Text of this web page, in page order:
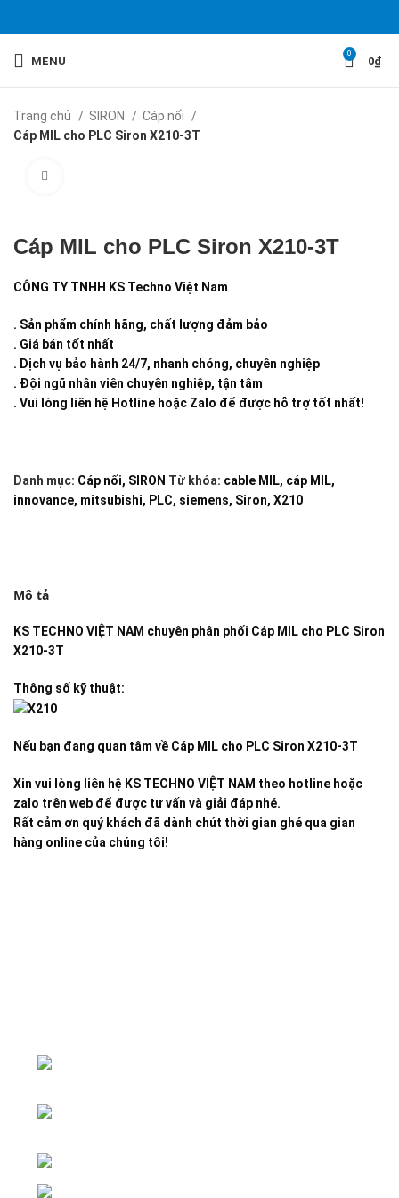
MENU
0
0₫
Trang chủ SIRON
Cáp nối
Cáp MIL cho PLC Siron X210-3T
Cáp MIL cho PLC Siron X210-3T
CÔNG TY TNHH KS Techno Việt Nam
. Sản phẩm chính hãng, chất lượng đảm bảo
. Giá bán tốt nhất
. Dịch vụ bảo hành 24/7, nhanh chóng, chuyên nghiệp
. Đội ngũ nhân viên chuyên nghiệp, tận tâm
. Vui lòng liên hệ Hotline hoặc Zalo để được hỗ trợ tốt nhất!
Danh mục: Cáp nối, SIRON Từ khóa: cable MIL, cáp MIL,
innovance, mitsubishi, PLC, siemens, Siron, X210
Mô tả
KS TECHNO VIỆT NAM chuyên phân phối Cáp MIL cho PLC Siron
X210-3T
Thông số kỹ thuật:
Nếu bạn đang quan tâm về Cáp MIL cho PLC Siron X210-3T
Xin vui lòng liên hệ KS TECHNO VIỆT NAM theo hotline hoặc
zalo trên web để được tư vấn và giải đáp nhé.
Rất cảm ơn quý khách đã dành chút thời gian ghé qua gian
hàng online của chúng tôi!